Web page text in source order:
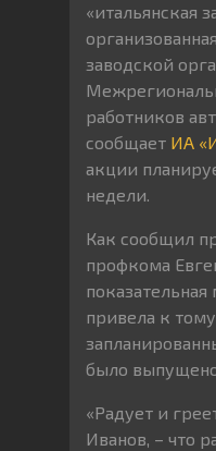
«итальянская
заводской
работников
сообщает ИА
акции
недели.
Как сообщил
профкома
привела к
было
«Радует и
Иванов, – что